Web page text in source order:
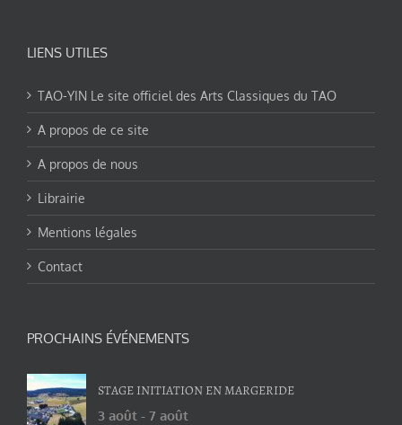
LIENS UTILES
TAO-YIN Le site officiel des Arts Classiques du TAO
A propos de ce site
A propos de nous
Librairie
Mentions légales
Contact
PROCHAINS ÉVÉNEMENTS
STAGE INITIATION EN MARGERIDE
3 août - 7 août